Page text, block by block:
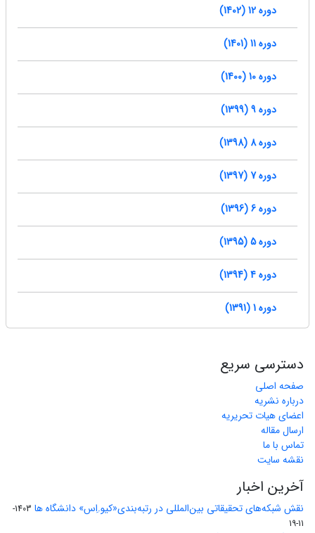
دوره 12 (1402)
دوره 11 (1401)
دوره 10 (1400)
دوره 9 (1399)
دوره 8 (1398)
دوره 7 (1397)
دوره 6 (1396)
دوره 5 (1395)
دوره 4 (1394)
دوره 1 (1391)
دسترسی سریع
صفحه اصلی
درباره نشریه
اعضای هیات تحریریه
ارسال مقاله
تماس با ما
نقشه سایت
آخرین اخبار
نقش شبکه‌های تحقیقاتی بین‌المللی در رتبه‌بندی«کیو.اِس» دانشگاه ها
1403-
11-19